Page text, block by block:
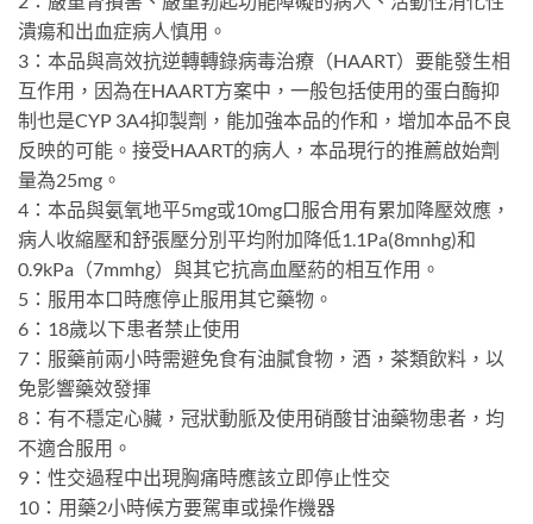
潰瘍和出血症病人慎用。
3：本品與高效抗逆轉轉錄病毒治療（HAART）要能發生相
互作用，因為在HAART方案中，一般包括使用的蛋白酶抑
制也是CYP 3A4抑製劑，能加強本品的作和，增加本品不良
反映的可能。接受HAART的病人，本品現行的推薦啟始劑
量為25mg。
4：本品與氨氧地平5mg或10mg口服合用有累加降壓效應，
病人收縮壓和舒張壓分別平均附加降低1.1Pa(8mnhg)和
0.9kPa（7mmhg）與其它抗高血壓葯的相互作用。
5：服用本口時應停止服用其它藥物。
6：18歲以下患者禁止使用
7：服藥前兩小時需避免食有油膩食物，酒，茶類飲料，以
免影響藥效發揮
8：有不穩定心臟，冠狀動脈及使用硝酸甘油藥物患者，均
不適合服用。
9：性交過程中出現胸痛時應該立即停止性交
10：用藥2小時候方要駕車或操作機器